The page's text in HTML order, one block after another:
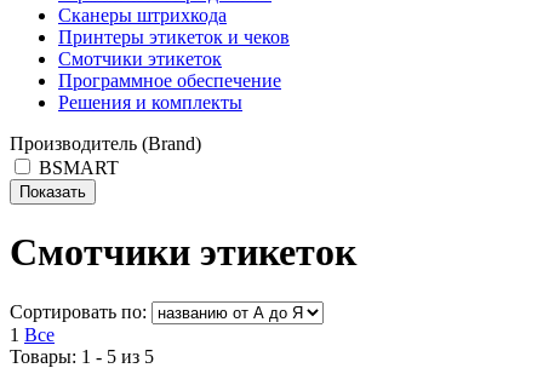
Сканеры штрихкода
Принтеры этикеток и чеков
Смотчики этикеток
Программное обеспечение
Решения и комплекты
Производитель (Brand)
BSMART
Смотчики этикеток
Сортировать по:
1 Все
Товары: 1 - 5 из 5